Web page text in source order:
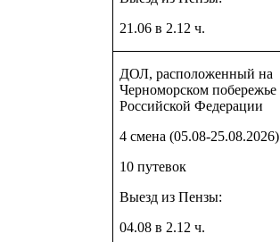
21.06 в 2.12 ч.
ДОЛ, расположенный на
Черноморском побережье
Российской Федерации
4 смена (05.08-25.08.2026)
10 путевок
Выезд из Пензы:
04.08 в 2.12 ч.